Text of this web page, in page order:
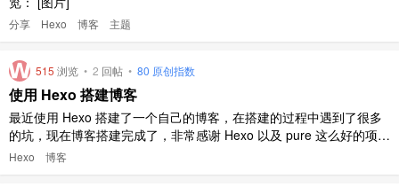
分享 Hexo 博客 主题
515 浏览 • 2 回帖 • 80 原创指数
使用 Hexo 搭建博客
最近使用 Hexo 搭建了一个自己的博客，在搭建的过程中遇到了很多
的坑，现在博客搭建完成了，非常感谢 Hexo 以及 pure 这么好的项
目。我将自己在搭建的过程中遇到的问题进行了一个记录，以便后来
Hexo 博客